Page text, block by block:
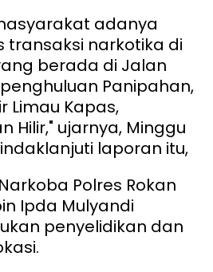
adanya
transaksi narkotika di
berada di Jalan
Panipahan,
Limau Kapas,
Hilir," ujarnya, Minggu
laporan itu,
Polres Rokan
Ipda Mulyandi
penyelidikan dan